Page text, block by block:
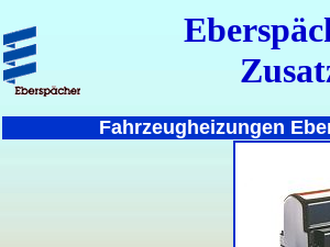
Fahrzeugheizungen